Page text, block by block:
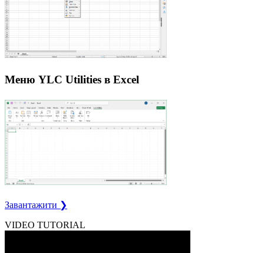
Меню YLC Utilities в Excel
Завантажити ❯
VIDEO TUTORIAL